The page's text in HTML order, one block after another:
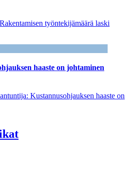
työntekijämäärä laski
haaste on johtaminen
Kustannusohjauksen haaste on